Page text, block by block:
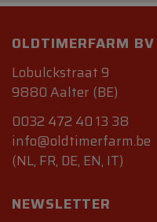
OLDTIMERFARM BV
Lobulckstraat 9
9880 Aalter (BE)
0032 472 40 13 38
info@oldtimerfarm.be
(NL, FR, DE, EN, IT)
NEWSLETTER